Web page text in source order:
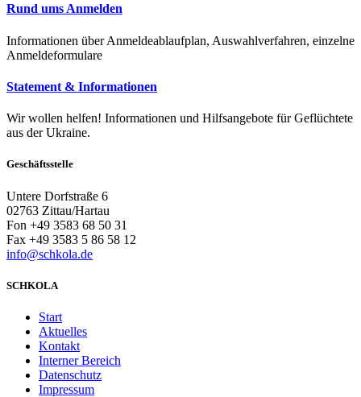
Rund ums Anmelden
Informationen über Anmeldeablaufplan, Auswahlverfahren, einzelne
Anmeldeformulare
Statement & Informationen
Wir wollen helfen! Informationen und Hilfsangebote für Geflüchtete
aus der Ukraine.
Geschäftsstelle
Untere Dorfstraße 6
02763 Zittau/Hartau
Fon +49 3583 68 50 31
Fax +49 3583 5 86 58 12
info@schkola.de
SCHKOLA
Start
Aktuelles
Kontakt
Interner Bereich
Datenschutz
Impressum